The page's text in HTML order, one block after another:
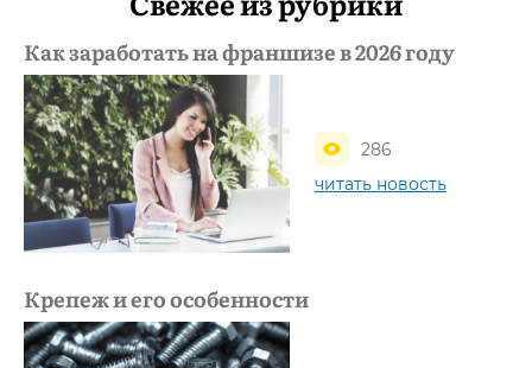
Как заработать на франшизе в 2026 году
286
читать новость
Крепеж и его особенности